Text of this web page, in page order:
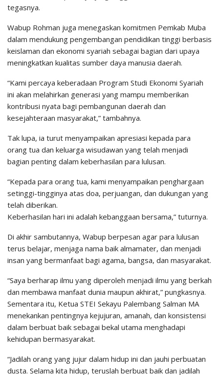
tegasnya.
Wabup Rohman juga menegaskan komitmen Pemkab Muba
dalam mendukung pengembangan pendidikan tinggi berbasis
keislaman dan ekonomi syariah sebagai bagian dari upaya
meningkatkan kualitas sumber daya manusia daerah.
“Kami percaya keberadaan Program Studi Ekonomi Syariah
ini akan melahirkan generasi yang mampu memberikan
kontribusi nyata bagi pembangunan daerah dan
kesejahteraan masyarakat,” tambahnya.
Tak lupa, ia turut menyampaikan apresiasi kepada para
orang tua dan keluarga wisudawan yang telah menjadi
bagian penting dalam keberhasilan para lulusan.
“Kepada para orang tua, kami menyampaikan penghargaan
setinggi-tingginya atas doa, perjuangan, dan dukungan yang
telah diberikan.
Keberhasilan hari ini adalah kebanggaan bersama,” tuturnya.
Di akhir sambutannya, Wabup berpesan agar para lulusan
terus belajar, menjaga nama baik almamater, dan menjadi
insan yang bermanfaat bagi agama, bangsa, dan masyarakat.
“Saya berharap ilmu yang diperoleh menjadi ilmu yang berkah
dan membawa manfaat dunia maupun akhirat,” pungkasnya.
Sementara itu, Ketua STEI Sekayu Palembang Salman MA
menekankan pentingnya kejujuran, amanah, dan konsistensi
dalam berbuat baik sebagai bekal utama menghadapi
kehidupan bermasyarakat.
“Jadilah orang yang jujur dalam hidup ini dan jauhi perbuatan
dusta. Selama kita hidup, teruslah berbuat baik dan jadilah